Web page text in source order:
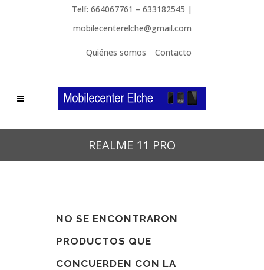
Telf: 664067761 – 633182545 |
mobilecenterelche@gmail.com
Quiénes somos Contacto
REALME 11 PRO
NO SE ENCONTRARON
PRODUCTOS QUE
CONCUERDEN CON LA